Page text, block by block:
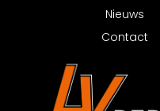
Nieuws
Contact